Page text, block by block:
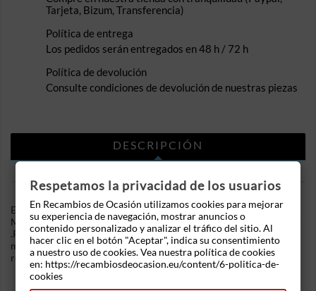
Tarjeta, Bizum, Transferencia)
Política de entrega
Los pedidos serán entregados en 48 h / 72 h
Política de devolución
Consulte condiciones de devolución de nuestras piezas
DESCRIPCIÓN
En Recambios de Ocasion disponemos de Amortiguador
Maletero Porton Peugeot 406 (8) (1995-2004) 1.8 i 16V (116 cv)
.Referencia Interna: 03171054236567. Juego de botellas de
maletero de 250n de fuerza. Ademas, disponemos de mas
recambios, si tiene cualquier duda consultenos.
Respetamos la privacidad de los usuarios
En Recambios de Ocasión utilizamos cookies para mejorar
su experiencia de navegación, mostrar anuncios o
contenido personalizado y analizar el tráfico del sitio. Al
hacer clic en el botón "Aceptar", indica su consentimiento
a nuestro uso de cookies. Vea nuestra política de cookies
en: https://recambiosdeocasion.eu/content/6-politica-de-
cookies